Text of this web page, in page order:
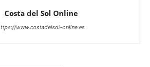
Costa del Sol Online
www.costadelsol-online.es